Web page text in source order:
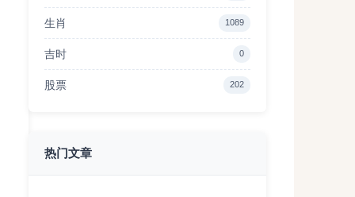
生肖 1089
吉时 0
股票 202
热门文章